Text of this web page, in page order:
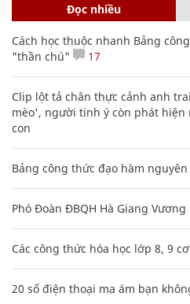
Đọc nhiều
Cách học thuộc nhanh Bảng
"thần chú"
17
Clip lột tả chân thực cảnh anh
mèo', người tinh ý còn phát hiện
con
Bảng công thức đạo hàm
Phó Đoàn ĐBQH Hà Giang
Các công thức hóa học lớp 8, 9
20 số điện thoại ma ám bạn